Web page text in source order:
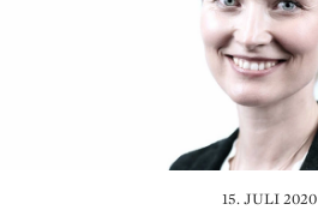
15. JULI 2020